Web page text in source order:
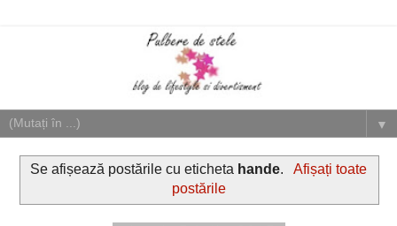
▼
Se afișează postările cu eticheta hande.
Afișați toate
postările